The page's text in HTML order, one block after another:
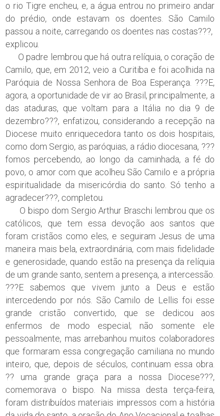
o rio Tigre encheu, e, a água entrou no primeiro andar
do prédio, onde estavam os doentes. São Camilo
passou a noite, carregando os doentes nas costas???,
explicou.
O padre lembrou que há outra relíquia, o coração de
Camilo, que, em 2012, veio a Curitiba e foi acolhida na
Paróquia de Nossa Senhora de Boa Esperança. ???E,
agora, a oportunidade de vir ao Brasil, principalmente, a
das ataduras, que voltam para a Itália no dia 9 de
dezembro???, enfatizou, considerando a recepção na
Diocese muito enriquecedora tanto os dois hospitais,
como dom Sergio, as paróquias, a rádio diocesana, ???
fomos percebendo, ao longo da caminhada, a fé do
povo, o amor com que acolheu São Camilo e a própria
espiritualidade da misericórdia do santo. Só tenho a
agradecer???, completou.
O bispo dom Sergio Arthur Braschi lembrou que os
católicos, que tem essa devoção aos santos que
foram cristãos como eles, e seguiram Jesus de uma
maneira mais bela, extraordinária, com mais fidelidade
e generosidade, quando estão na presença da relíquia
de um grande santo, sentem a presença, a intercessão.
???E sabemos que vivem junto a Deus e estão
intercedendo por nós. São Camilo de Lellis foi esse
grande cristão convertido, que se dedicou aos
enfermos de modo especial; não somente ele
pessoalmente, mas arrebanhou muitos colaboradores
que formaram essa congregação camiliana no mundo
inteiro, que, depois de séculos, continuam essa obra.
?? uma grande graça para a nossa Diocese???,
comemorava o bispo. Na missa desta terça-feira,
foram distribuídos materiais impressos com a história